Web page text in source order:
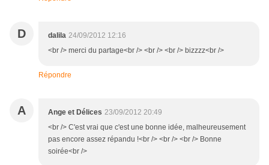
D dalila 24/09/2012 12:16
<br /> merci du partage<br /> <br /> <br /> bizzzz<br />
Répondre
A Ange et Délices 23/09/2012 20:49
<br /> C'est vrai que c'est une bonne idée, malheureusement
pas encore assez répandu !<br /> <br /> <br /> Bonne
soirée<br />